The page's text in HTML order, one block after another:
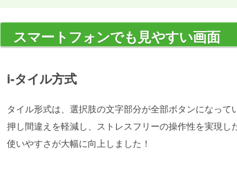
スマートフォンでも見やすい画面
i-タイル方式
タイル形式は、選択肢の文字部分が全部ボタンになって
押し間違えを軽減し、ストレスフリーの操作性を実現し
使いやすさが大幅に向上しました！